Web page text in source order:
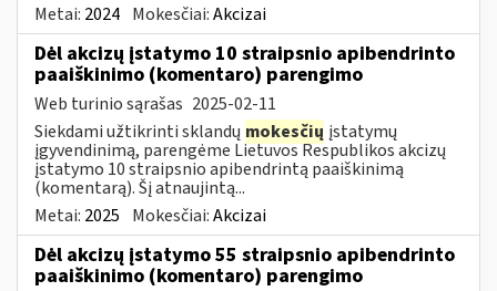
Metai: 2024 Mokesčiai:Akcizai
Dėl akcizų įstatymo 10 straipsnio apibendrinto
paaiškinimo (komentaro) parengimo
Web turinio sąrašas 2025-02-11
Siekdami užtikrinti sklandų mokesčių įstatymų
įgyvendinimą, parengėme Lietuvos Respublikos akcizų
įstatymo 10 straipsnio apibendrintą paaiškinimą
(komentarą). Šį atnaujintą...
Metai: 2025 Mokesčiai:Akcizai
Dėl akcizų įstatymo 55 straipsnio apibendrinto
paaiškinimo (komentaro) parengimo